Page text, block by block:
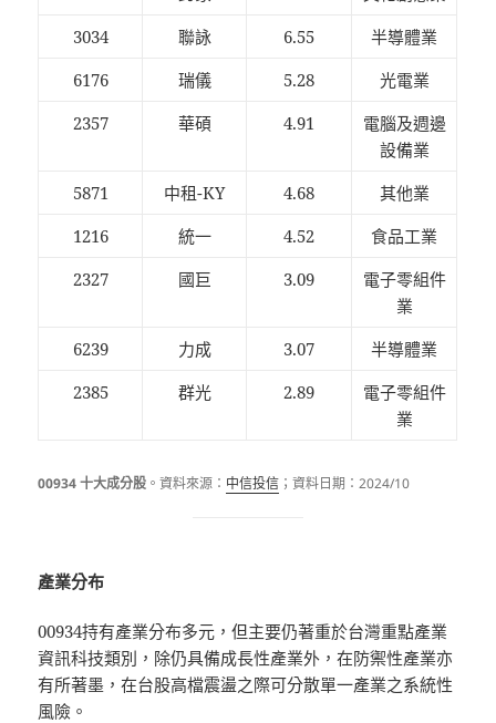
3034
聯詠 6.55
半導體業
6176
瑞儀 5.28
光電業
2357
華碩 4.91
電腦及週邊
設備業
5871
中租-KY 4.68
其他業
1216
統一 4.52
食品工業
2327
國巨 3.09
電子零組件
業
6239
力成 3.07
半導體業
2385
群光 2.89
電子零組件
業
00934 十大成分股 。資料來源： 中信投信 ；資料日期：2024/10
產業分布
00934持有產業分布多元，但主要仍著重於台灣重點產業
資訊科技類別，除仍具備成長性產業外，在防禦性產業亦
有所著墨，在台股高檔震盪之際可分散單一產業之系統性
風險。